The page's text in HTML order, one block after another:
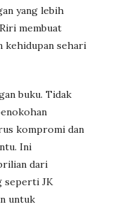
yang lebih
membuat
kehidupan sehari
buku. Tidak
kompromi dan
Ini
dari
seperti JK
untuk